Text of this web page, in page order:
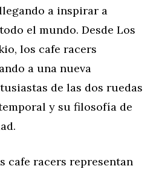
a inspirar a
el mundo. Desde Los
los cafe racers
a una nueva
de las dos ruedas
y su filosofía de
cafe racers representan